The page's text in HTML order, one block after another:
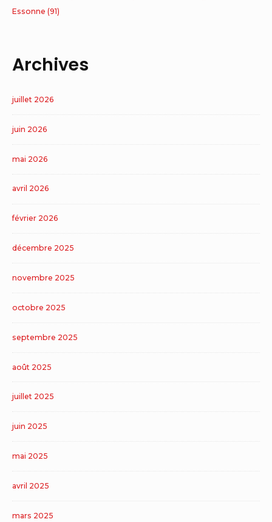
Essonne (91)
Archives
juillet 2026
juin 2026
mai 2026
avril 2026
février 2026
décembre 2025
novembre 2025
octobre 2025
septembre 2025
août 2025
juillet 2025
juin 2025
mai 2025
avril 2025
mars 2025